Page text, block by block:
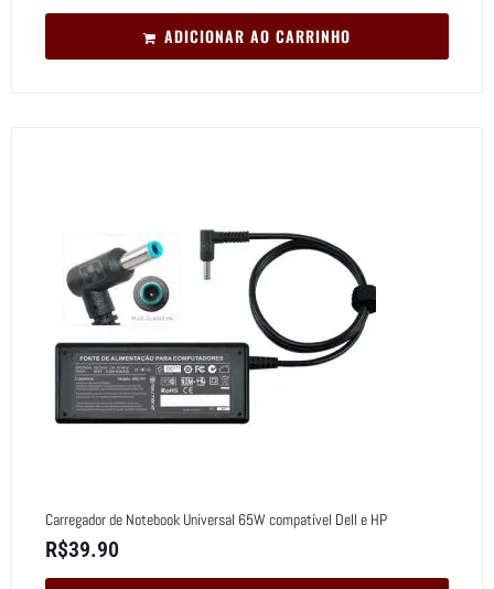
ADICIONAR AO CARRINHO
Carregador de Notebook Universal 65W compatível Dell e HP
R$39.90